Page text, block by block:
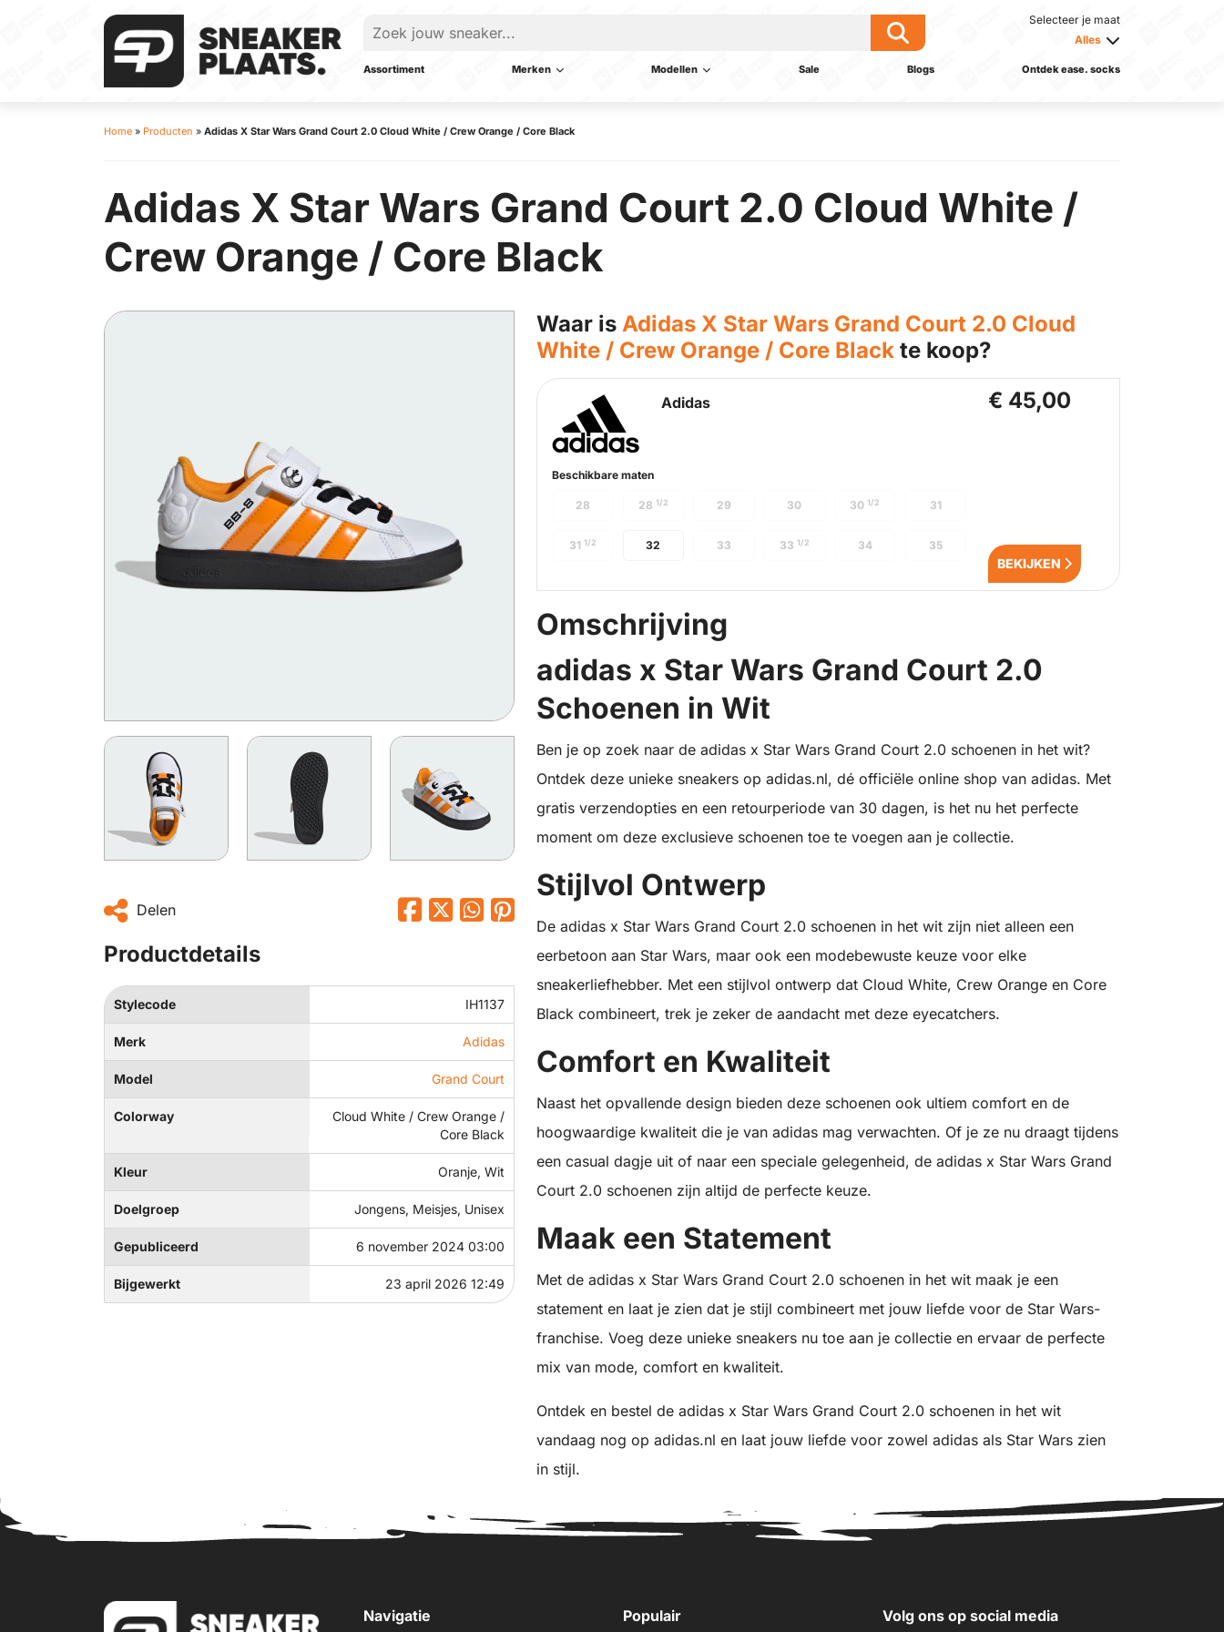
Selecteer je maat
Alles
Assortiment Merken Modellen Sale Blogs Ontdek ease. socks
Home » Producten » Adidas X Star Wars Grand Court 2.0 Cloud White / Crew Orange / Core Black
Adidas X Star Wars Grand Court 2.0 Cloud White /
Crew Orange / Core Black
Delen
Productdetails
Stylecode IH1137
Merk Adidas
Model Grand Court
Colorway
Cloud White / Crew Orange /
Core Black
Kleur Oranje, Wit
Doelgroep Jongens, Meisjes, Unisex
Gepubliceerd 6 november 2024 03:00
Bijgewerkt 23 april 2026 12:49
Waar is Adidas X Star Wars Grand Court 2.0 Cloud
White / Crew Orange / Core Black te koop?
Adidas
Beschikbare maten
32
28 28 1/2 29 30 301/2 31
31 1/2 33 33 1/2 34 35
€ 45,00
BEKIJKEN
Omschrijving
adidas x Star Wars Grand Court 2.0
Schoenen in Wit
Ben je op zoek naar de adidas x Star Wars Grand Court 2.0 schoenen in het wit?
Ontdek deze unieke sneakers op adidas.nl, dé officiële online shop van adidas. Met
gratis verzendopties en een retourperiode van 30 dagen, is het nu het perfecte
moment om deze exclusieve schoenen toe te voegen aan je collectie.
Stijlvol Ontwerp
De adidas x Star Wars Grand Court 2.0 schoenen in het wit zijn niet alleen een
eerbetoon aan Star Wars, maar ook een modebewuste keuze voor elke
sneakerliefhebber. Met een stijlvol ontwerp dat Cloud White, Crew Orange en Core
Black combineert, trek je zeker de aandacht met deze eyecatchers.
Comfort en Kwaliteit
Naast het opvallende design bieden deze schoenen ook ultiem comfort en de
hoogwaardige kwaliteit die je van adidas mag verwachten. Of je ze nu draagt tijdens
een casual dagje uit of naar een speciale gelegenheid, de adidas x Star Wars Grand
Court 2.0 schoenen zijn altijd de perfecte keuze.
Maak een Statement
Met de adidas x Star Wars Grand Court 2.0 schoenen in het wit maak je een
statement en laat je zien dat je stijl combineert met jouw liefde voor de Star Wars-
franchise. Voeg deze unieke sneakers nu toe aan je collectie en ervaar de perfecte
mix van mode, comfort en kwaliteit.
Ontdek en bestel de adidas x Star Wars Grand Court 2.0 schoenen in het wit
vandaag nog op adidas.nl en laat jouw liefde voor zowel adidas als Star Wars zien
in stijl.
Navigatie Populair Volg ons op social media